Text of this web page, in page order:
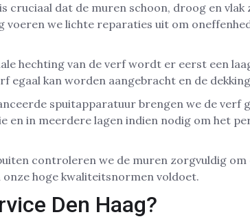
cruciaal dat de muren schoon, droog en
we lichte reparaties uit om
hechting van de verf wordt er eerst een
egaal kan worden aangebracht en de
spuitapparatuur brengen we de verf
en in meerdere lagen indien nodig om het
controleren we de muren zorgvuldig
hoge kwaliteitsnormen voldoet.
Den Haag?